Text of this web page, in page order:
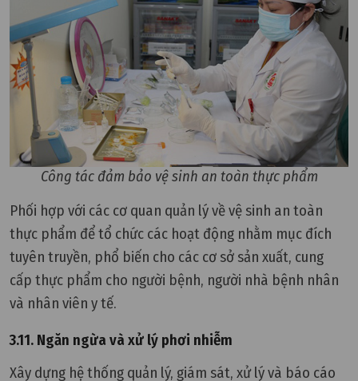
Công tác đảm bảo vệ sinh an toàn thực phẩm
Phối hợp với các cơ quan quản lý về vệ sinh an toàn
thực phẩm để tổ chức các hoạt động nhằm mục đích
tuyên truyền, phổ biến cho các cơ sở sản xuất, cung
cấp thực phẩm cho người bệnh, người nhà bệnh nhân
và nhân viên y tế.
3.11. Ngăn ngừa và xử lý phơi nhiễm
Xây dựng hệ thống quản lý, giám sát, xử lý và báo cáo